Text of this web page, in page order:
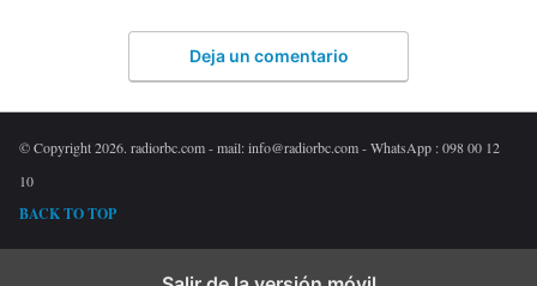
Deja un comentario
© Copyright 2026. radiorbc.com - mail: info@radiorbc.com - WhatsApp : 098 00 12
10
BACK TO TOP